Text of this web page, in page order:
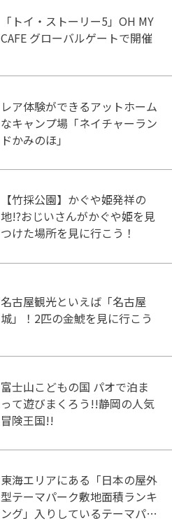
「トイ・ストーリー5」OH MY
CAFE グローバルゲートで開催
レア体験ができるアットホーム
なキャンプ場「ネイチャーラン
ドかみのほ」
【竹採公園】かぐや姫発祥の
地!?おじいさんがかぐや姫を見
つけた場所を見に行こう！
名古屋観光といえば「名古屋
城」！2匹の金鯱を見に行こう
富士山こどもの国 パオで泊ま
って遊びまくろう!!静岡の人気
冒険王国!!
東海エリアにある「日本の屋外
型テーマパーク敷地面積ランキ
ング」入りしているテーマパー